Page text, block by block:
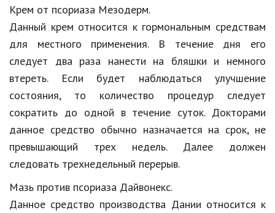
Крем от псориаза Мезодерм.
Данный крем относится к гормональным средствам
для местного применения. В течение дня его
следует два раза нанести на бляшки и немного
втереть. Если будет наблюдаться улучшение
состояния, то количество процедур следует
сократить до одной в течение суток. Докторами
данное средство обычно назначается на срок, не
превышающий трех недель. Далее должен
следовать трехнедельный перерыв.
Мазь против псориаза Дайвонекс.
Данное средство производства Дании относится к